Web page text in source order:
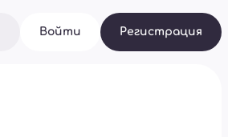
Войти Регистрация